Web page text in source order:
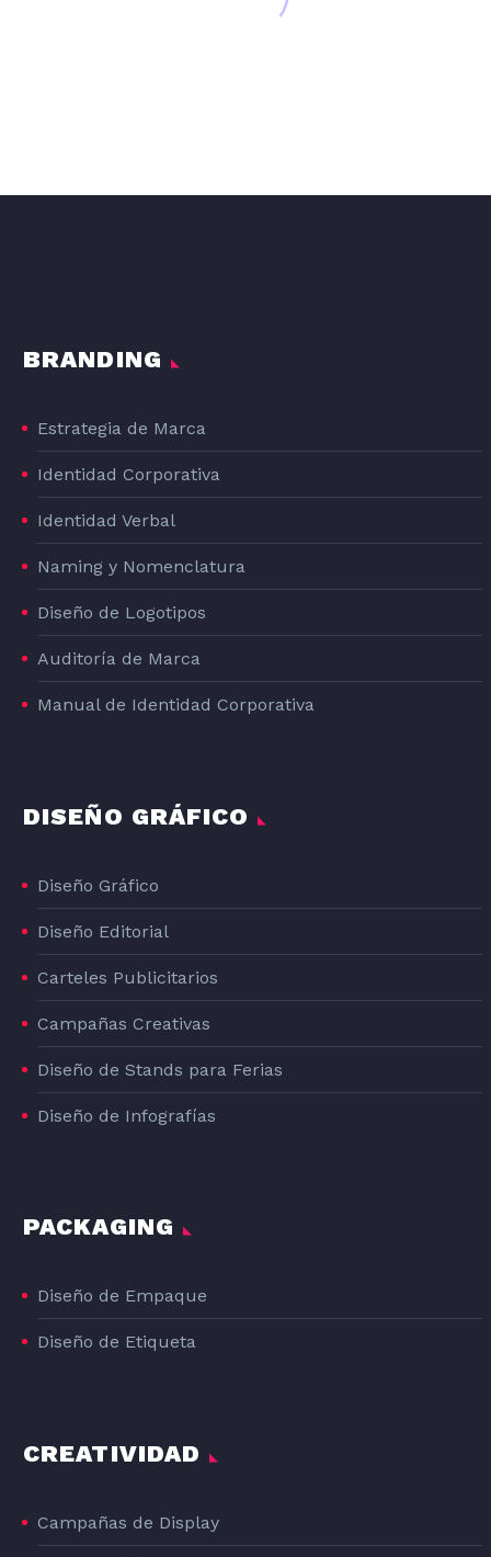
BRANDING
Estrategia de Marca
Identidad Corporativa
Identidad Verbal
Naming y Nomenclatura
Diseño de Logotipos
Auditoría de Marca
Manual de Identidad Corporativa
DISEÑO GRÁFICO
Diseño Gráfico
Diseño Editorial
Carteles Publicitarios
Campañas Creativas
Diseño de Stands para Ferias
Diseño de Infografías
PACKAGING
Diseño de Empaque
Diseño de Etiqueta
CREATIVIDAD
Campañas de Display